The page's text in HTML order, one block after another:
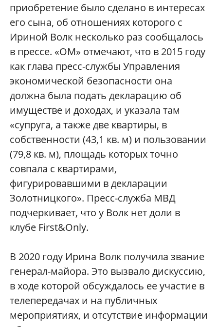
приобретение было сделано в интересах
его сына, об отношениях которого с
Ириной Волк несколько раз сообщалось
в прессе. «ОМ» отмечают, что в 2015 году
как глава пресс-службы Управления
экономической безопасности она
должна была подать декларацию об
имуществе и доходах, и указала там
«супруга, а также две квартиры, в
собственности (43,1 кв. м) и пользовании
(79,8 кв. м), площадь которых точно
совпала с квартирами,
фигурировавшими в декларации
Золотницкого». Пресс-служба МВД
подчеркивает, что у Волк нет доли в
клубе First&Only.
В 2020 году Ирина Волк получила звание
генерал-майора. Это вызвало дискуссию,
в ходе которой обсуждалось ее участие в
телепередачах и на публичных
мероприятиях, и отсутствие информации